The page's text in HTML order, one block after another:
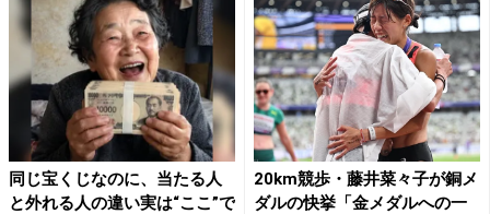
同じ宝くじなのに、当たる人
と外れる人の違い実は“ここ”で
20km競歩・藤井菜々子が銅メ
ダルの快挙「金メダルへの一